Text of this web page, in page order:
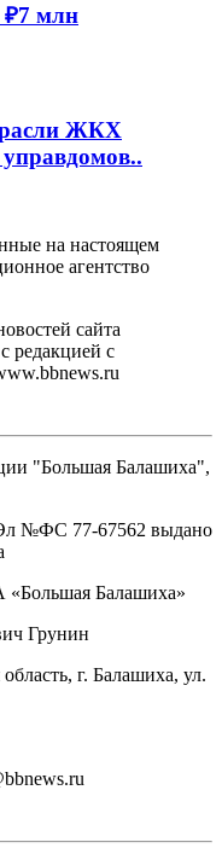
₽7 млн
ЖКХ
на настоящем
агентство
сайта
редакцией с
"Большая Балашиха",
№ФС ‎77-67562 выдано
Балашиха»
Грунин
г. Балашиха, ул.